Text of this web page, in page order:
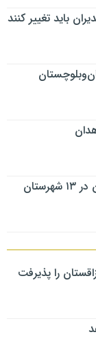
باید تغییر کنند
را پذیرفت